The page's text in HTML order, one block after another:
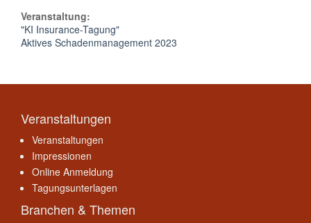
Veranstaltung:
"KI Insurance-Tagung"
Aktives Schadenmanagement 2023
Veranstaltungen
Veranstaltungen
Impressionen
Online Anmeldung
Tagungsunterlagen
Branchen & Themen